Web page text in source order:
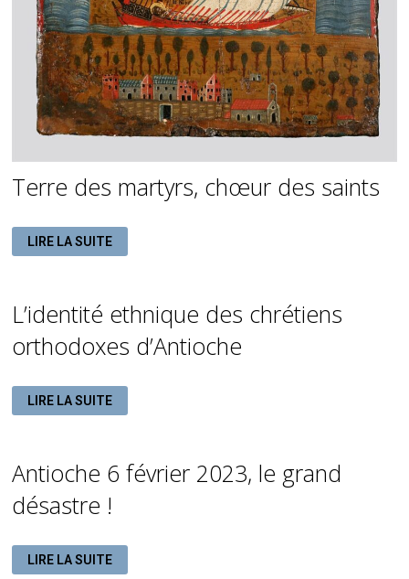
Terre des martyrs, chœur des saints
TERRE
DES
MARTYRS,
LIRE LA SUITE
L’identité ethnique des chrétiens
orthodoxes d’Antioche
L’IDENTITÉ
ETHNIQUE
DES
LIRE LA SUITE
Antioche 6 février 2023, le grand
désastre !
ANTIOCHE
6
LIRE LA SUITE